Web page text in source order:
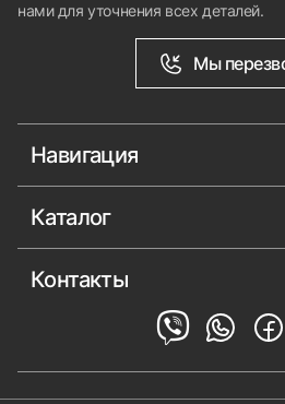
нами для уточнения всех деталей.
Мы
Навигация
Каталог
Контакты